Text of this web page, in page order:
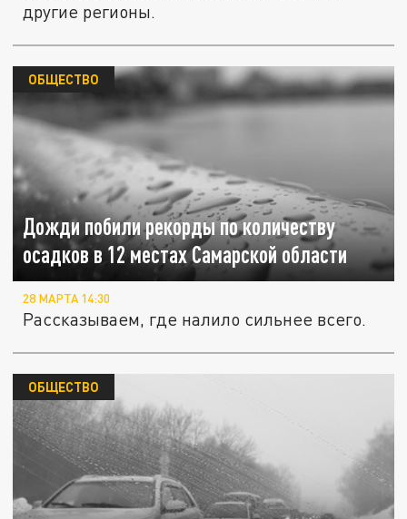
другие регионы.
Дожди побили рекорды по количеству
осадков в 12 местах Самарской области
ОБЩЕСТВО
28 МАРТА 14:30
Рассказываем, где налило сильнее всего.
ОБЩЕСТВО